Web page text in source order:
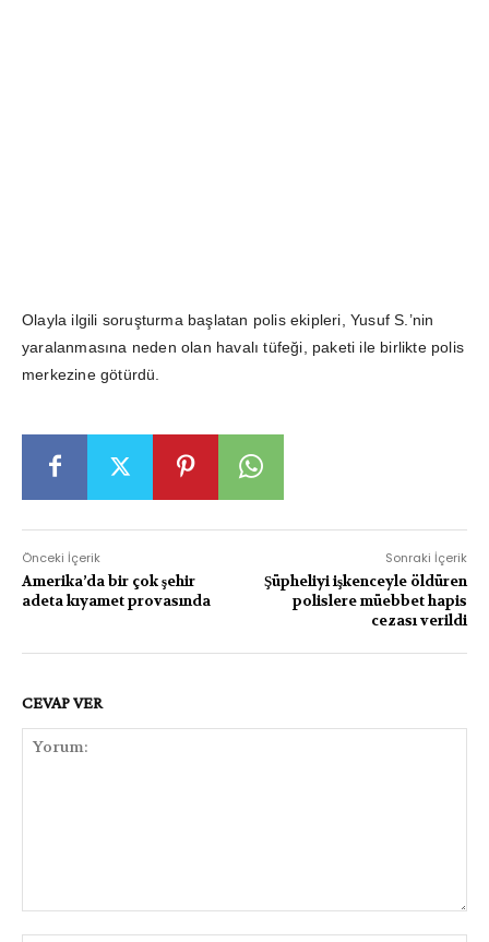
Olayla ilgili soruşturma başlatan polis ekipleri, Yusuf S.’nin
yaralanmasına neden olan havalı tüfeği, paketi ile birlikte polis
merkezine götürdü.
Önceki İçerik
Amerika’da bir çok şehir
adeta kıyamet provasında
Sonraki İçerik
Şüpheliyi işkenceyle öldüren
polislere müebbet hapis
cezası verildi
CEVAP VER